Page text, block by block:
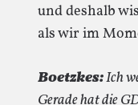
und deshalb
als wir im
Boetzkes:Ich
Gerade hat die